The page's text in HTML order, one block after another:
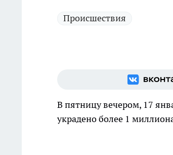
Происшествия
В пятницу вечером, 17
украдено более 1